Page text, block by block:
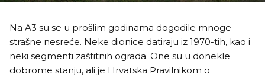
Na A3 su se u prošlim godinama dogodile mnoge
strašne nesreće. Neke dionice datiraju iz 1970-tih, kao i
neki segmenti zaštitnih ograda. One su u donekle
dobrome stanju, ali je Hrvatska Pravilnikom o